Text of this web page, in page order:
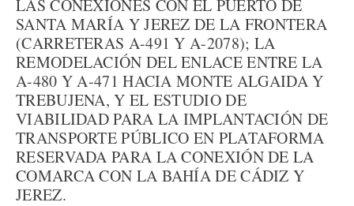
LAS CONEXIONES CON EL PUERTO DE
SANTA MARÍA Y JEREZ DE LA FRONTERA
(CARRETERAS A-491 Y A-2078); LA
REMODELACIÓN DEL ENLACE ENTRE LA
A-480 Y A-471 HACIA MONTE ALGAIDA Y
TREBUJENA, Y EL ESTUDIO DE
VIABILIDAD PARA LA IMPLANTACIÓN DE
TRANSPORTE PÚBLICO EN PLATAFORMA
RESERVADA PARA LA CONEXIÓN DE LA
COMARCA CON LA BAHÍA DE CÁDIZ Y
JEREZ.